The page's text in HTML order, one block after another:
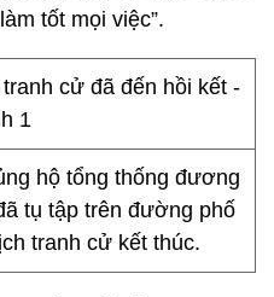
tốt mọi việc”.
hộ tổng thống đương
tụ tập trên đường phố
tranh cử kết thúc.